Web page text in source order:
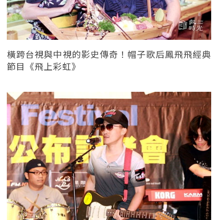
橫跨台視與中視的影史傳奇！帽子歌后鳳飛飛經典
節目《飛上彩虹》